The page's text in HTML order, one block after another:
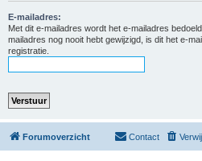
E-mailadres:
Met dit e-mailadres wordt het e-mailadres
mailadres nog nooit hebt gewijzigd, is dit het e-
registratie.
Forumoverzicht Contact